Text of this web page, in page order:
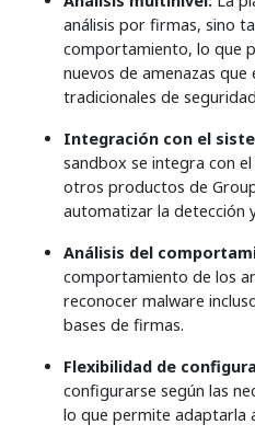
análisis por firmas, sino
comportamiento, lo que
nuevos de amenazas que
tradicionales de
Integración con el
sandbox se integra con
otros productos de
automatizar la detección
Análisis del
comportamiento de los
reconocer malware
bases de firmas.
Flexibilidad de
configurarse según las
lo que permite adaptarla